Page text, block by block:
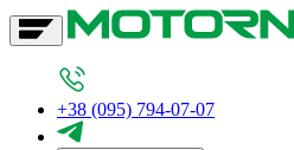
+38 (095) 794-07-07